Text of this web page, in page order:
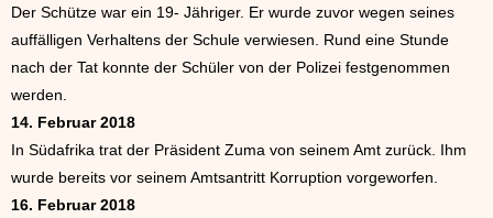
Der Schütze war ein 19- Jähriger. Er wurde zuvor wegen seines
auffälligen Verhaltens der Schule verwiesen. Rund eine Stunde
nach der Tat konnte der Schüler von der Polizei festgenommen
werden.
14. Februar 2018
In Südafrika trat der Präsident Zuma von seinem Amt zurück. Ihm
wurde bereits vor seinem Amtsantritt Korruption vorgeworfen.
16. Februar 2018